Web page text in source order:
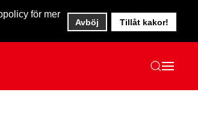
för mer
Avböj Tillåt kakor!